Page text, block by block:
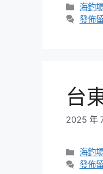
分
類
海釣
發佈
台
2025 年
分
類
海釣
發佈